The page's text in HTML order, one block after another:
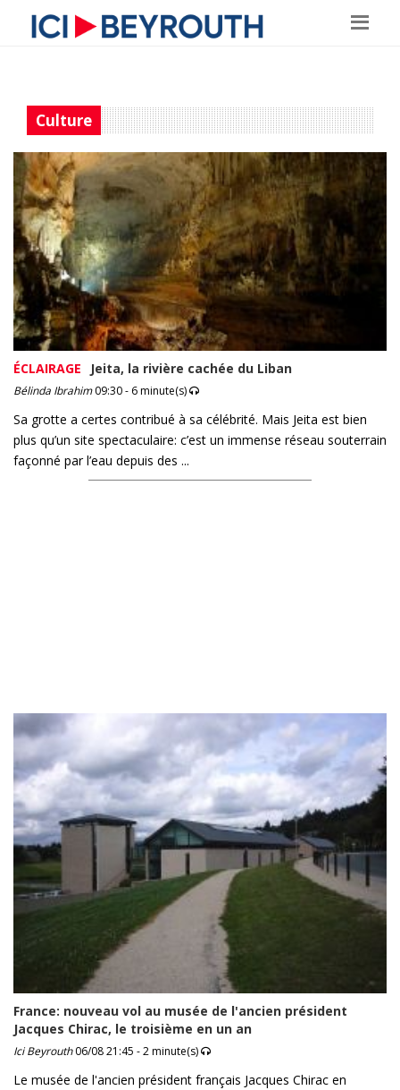
Culture
ÉCLAIRAGE Jeita, la rivière cachée du Liban
Bélinda Ibrahim09:30 - 6 minute(s)
Sa grotte a certes contribué à sa célébrité. Mais Jeita est bien
plus qu’un site spectaculaire: c’est un immense réseau souterrain
façonné par l’eau depuis des ...
France: nouveau vol au musée de l'ancien président
Jacques Chirac, le troisième en un an
Ici Beyrouth06/08 21:45 - 2 minute(s)
Le musée de l'ancien président français Jacques Chirac en